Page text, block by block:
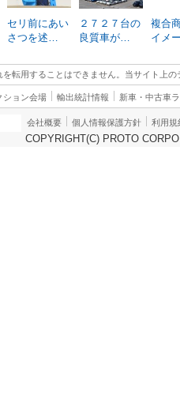
セリ前にあい
さつを述…
２７２７台の
良質車が…
複合
イメ
転用することはできません。当サイト上
ション会場 輸出統計情報 新車・中古車
会社概要 個人情報保護方針 利用規
COPYRIGHT(C) PROTO